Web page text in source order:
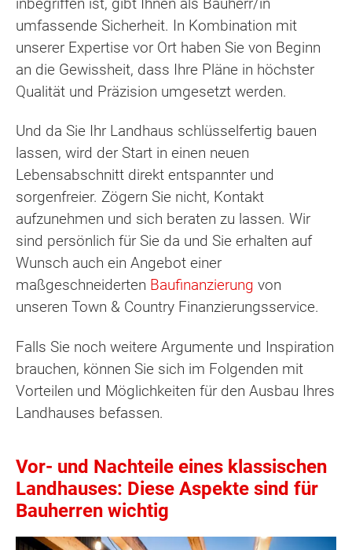
umfassende Sicherheit. In Kombination mit
unserer Expertise vor Ort haben Sie von Beginn
an die Gewissheit, dass Ihre Pläne in höchster
Qualität und Präzision umgesetzt werden.
Und da Sie Ihr Landhaus schlüsselfertig bauen
lassen, wird der Start in einen neuen
Lebensabschnitt direkt entspannter und
sorgenfreier. Zögern Sie nicht, Kontakt
aufzunehmen und sich beraten zu lassen. Wir
sind persönlich für Sie da und Sie erhalten auf
Wunsch auch ein Angebot einer
maßgeschneiderten Baufinanzierung von
unseren Town & Country Finanzierungsservice.
Falls Sie noch weitere Argumente und Inspiration
brauchen, können Sie sich im Folgenden mit
Vorteilen und Möglichkeiten für den Ausbau Ihres
Landhauses befassen.
Vor- und Nachteile eines klassischen
Landhauses: Diese Aspekte sind für
Bauherren wichtig